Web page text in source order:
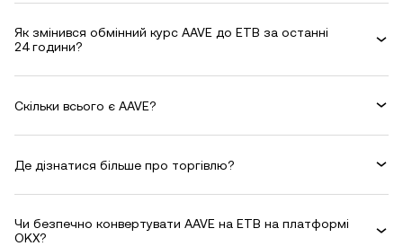
Як змінився обмінний курс AAVE до ETB за останні
24 години?
Скільки всього є AAVE?
Де дізнатися більше про торгівлю?
Чи безпечно конвертувати AAVE на ETB на платформі
OKX?